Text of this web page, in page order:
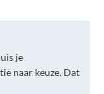
je
naar keuze. Dat